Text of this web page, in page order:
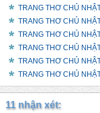
TRANG THƠ CHỦ
TRANG THƠ CHỦ
TRANG THƠ CHỦ
TRANG THƠ CHỦ
TRANG THƠ CHỦ
TRANG THƠ CHỦ
11 nhận xét: